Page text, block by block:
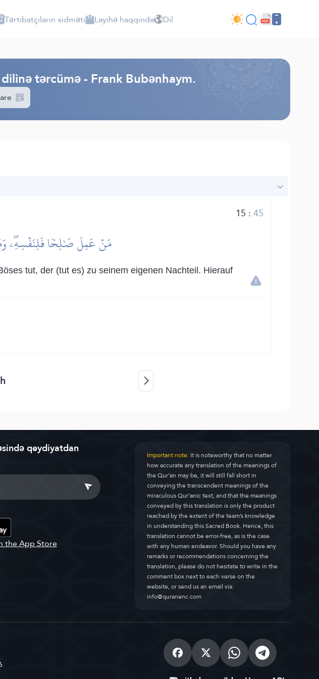
Tərtibatçıların xidməti Layihə haqqında Dil
tərcümə - Frank Bubənhaym.
15 :45
مَنۡ عَمِلَ صَٰلِحٗا فَلِنَفۡسِهِۦۖ
tut, der (tut es) zu seinem eigenen Nachteil. Hierauf
qeydiyatdan Important note:It is noteworthy that no matter
how accurate any translation of the meanings of
the Qur’an may be, it will still fall short in
conveying the transcendent meanings of the
miraculous Qur’anic text, and that the meanings
conveyed by this translation is only the product
reached by the extent of the team’s knowledge
in understanding this Sacred Book. Hence, this
translation cannot be error-free, as is the case
with any human endeavor. Should you have any
remarks or recommendations concerning the
translation, please do not hesitate to write in the
comment box next to each verse on the
website, or send us an email via:
info@quranenc.com